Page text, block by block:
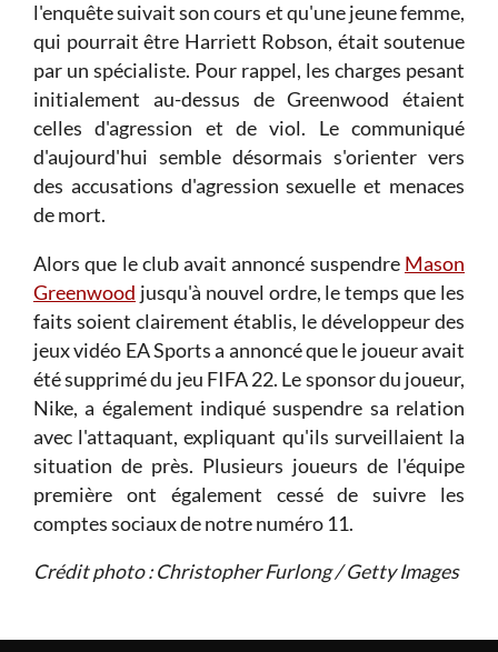
l'enquête suivait son cours et qu'une jeune femme,
qui pourrait être Harriett Robson, était soutenue
par un spécialiste. Pour rappel, les charges pesant
initialement au-dessus de Greenwood étaient
celles d'agression et de viol. Le communiqué
d'aujourd'hui semble désormais s'orienter vers
des accusations d'agression sexuelle et menaces
de mort.
Alors que le club avait annoncé suspendre Mason
Greenwood jusqu'à nouvel ordre, le temps que les
faits soient clairement établis, le développeur des
jeux vidéo EA Sports a annoncé que le joueur avait
été supprimé du jeu FIFA 22. Le sponsor du joueur,
Nike, a également indiqué suspendre sa relation
avec l'attaquant, expliquant qu'ils surveillaient la
situation de près. Plusieurs joueurs de l'équipe
première ont également cessé de suivre les
comptes sociaux de notre numéro 11.
Crédit photo : Christopher Furlong / Getty Images